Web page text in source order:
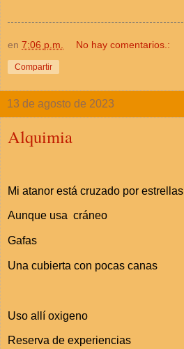
en 7:06 p.m. No hay comentarios.:
Compartir
13 de agosto de 2023
Alquimia
Mi atanor está cruzado por estrellas
Aunque usa cráneo
Gafas
Una cubierta con pocas canas
Uso allí oxigeno
Reserva de experiencias